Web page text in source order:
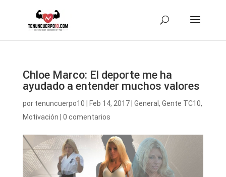
Chloe Marco: El deporte me ha
ayudado a entender muchos valores
por tenuncuerpo10 Feb 14, 2017| General , Gente TC10,
Motivación
0 comentarios